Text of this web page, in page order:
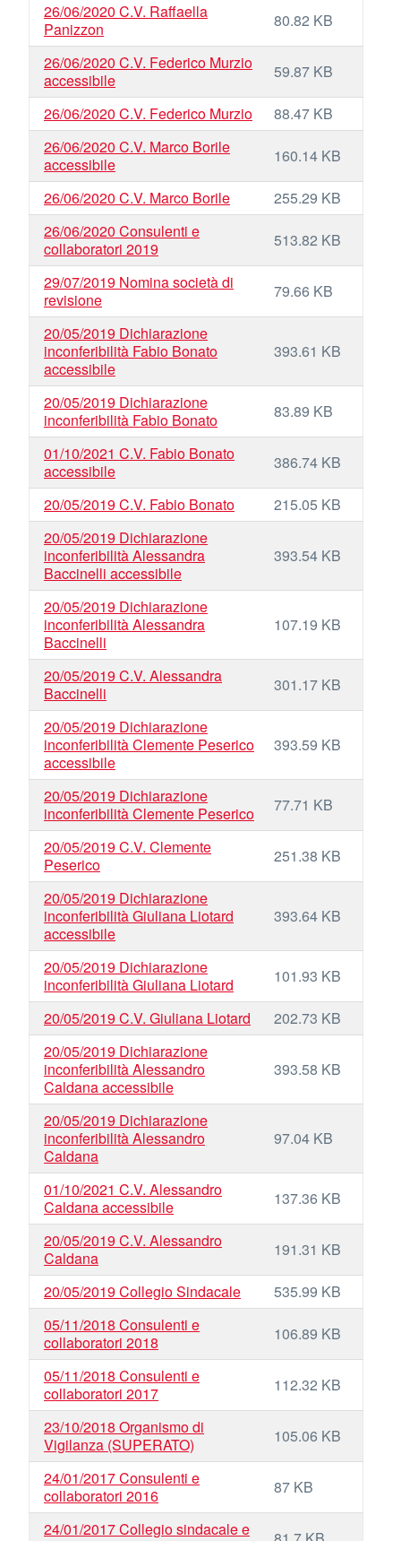
26/06/2020 C.V. Raffaella
Panizzon
80.82 KB
26/06/2020 C.V. Federico Murzio
accessibile
59.87 KB
26/06/2020 C.V. Federico Murzio
88.47 KB
26/06/2020 C.V. Marco Borile
accessibile
160.14 KB
26/06/2020 C.V. Marco Borile
255.29 KB
26/06/2020 Consulenti e
collaboratori 2019
513.82 KB
29/07/2019 Nomina società di
revisione
79.66 KB
20/05/2019 Dichiarazione
inconferibilità Fabio Bonato
accessibile
393.61 KB
20/05/2019 Dichiarazione
inconferibilità Fabio Bonato
83.89 KB
01/10/2021 C.V. Fabio Bonato
accessibile
386.74 KB
20/05/2019 C.V. Fabio Bonato
215.05 KB
20/05/2019 Dichiarazione
inconferibilità Alessandra
Baccinelli accessibile
393.54 KB
20/05/2019 Dichiarazione
inconferibilità Alessandra
Baccinelli
107.19 KB
20/05/2019 C.V. Alessandra
Baccinelli
301.17 KB
20/05/2019 Dichiarazione
inconferibilità Clemente Peserico
accessibile
393.59 KB
20/05/2019 Dichiarazione
inconferibilità Clemente Peserico
77.71 KB
20/05/2019 C.V. Clemente
Peserico
251.38 KB
20/05/2019 Dichiarazione
inconferibilità Giuliana Liotard
accessibile
393.64 KB
20/05/2019 Dichiarazione
inconferibilità Giuliana Liotard
101.93 KB
20/05/2019 C.V. Giuliana Liotard
202.73 KB
20/05/2019 Dichiarazione
inconferibilità Alessandro
Caldana accessibile
393.58 KB
20/05/2019 Dichiarazione
inconferibilità Alessandro
Caldana
97.04 KB
01/10/2021 C.V. Alessandro
Caldana accessibile
137.36 KB
20/05/2019 C.V. Alessandro
Caldana
191.31 KB
20/05/2019 Collegio Sindacale
535.99 KB
05/11/2018 Consulenti e
collaboratori 2018
106.89 KB
05/11/2018 Consulenti e
collaboratori 2017
112.32 KB
23/10/2018 Organismo di
Vigilanza (SUPERATO)
105.06 KB
24/01/2017 Consulenti e
collaboratori 2016
87 KB
24/01/2017 Collegio sindacale e